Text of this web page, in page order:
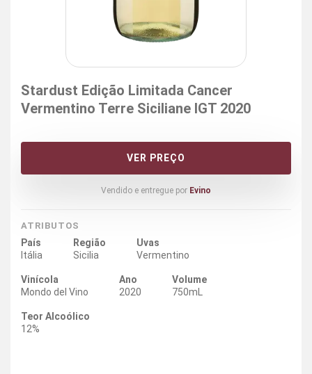
Stardust Edição Limitada Cancer
Vermentino Terre Siciliane IGT 2020
VER PREÇO
Vendido e entregue por Evino
ATRIBUTOS
País
Itália
Região
Sicilia
Uvas
Vermentino
Vinícola
Mondo del Vino
Ano
2020
Volume
750mL
Teor Alcoólico
12%